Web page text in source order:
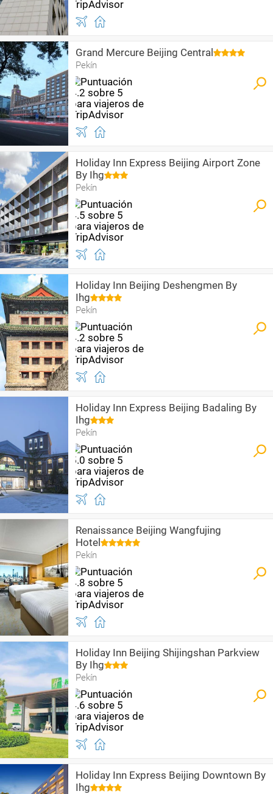
Grand Mercure Beijing Central
Pekín
Holiday Inn Express Beijing Airport Zone
By Ihg
Pekín
Holiday Inn Beijing Deshengmen By
Ihg
Pekín
Holiday Inn Express Beijing Badaling By
Ihg
Pekín
Renaissance Beijing Wangfujing
Hotel
Pekín
Holiday Inn Beijing Shijingshan Parkview
By Ihg
Pekín
Holiday Inn Express Beijing Downtown By
Ihg